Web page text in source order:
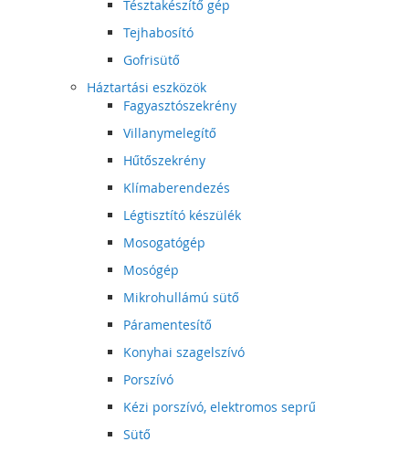
Tésztakészítő gép
Tejhabosító
Gofrisütő
Háztartási eszközök
Fagyasztószekrény
Villanymelegítő
Hűtőszekrény
Klímaberendezés
Légtisztító készülék
Mosogatógép
Mosógép
Mikrohullámú sütő
Páramentesítő
Konyhai szagelszívó
Porszívó
Kézi porszívó, elektromos seprű
Sütő